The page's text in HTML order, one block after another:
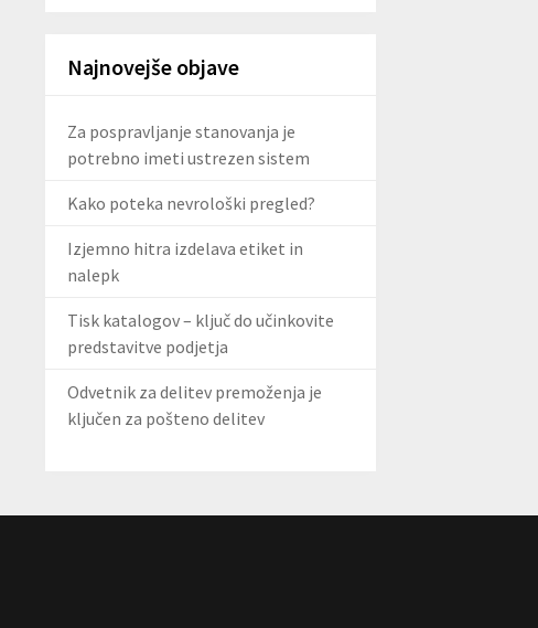
Najnovejše objave
Za pospravljanje stanovanja je
potrebno imeti ustrezen sistem
Kako poteka nevrološki pregled?
Izjemno hitra izdelava etiket in
nalepk
Tisk katalogov – ključ do učinkovite
predstavitve podjetja
Odvetnik za delitev premoženja je
ključen za pošteno delitev